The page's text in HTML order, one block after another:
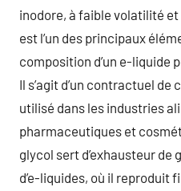
inodore, à faible volatilité
est l’un des principaux
composition d’un e-liquide
Il s’agit d’un contractuel
utilisé dans les industries
pharmaceutiques et
glycol sert d’exhausteur de
d’e-liquides, où il reproduit